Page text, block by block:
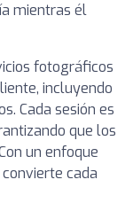
mientras él
fotográficos
incluyendo
Cada sesión es
que los
un enfoque
cada